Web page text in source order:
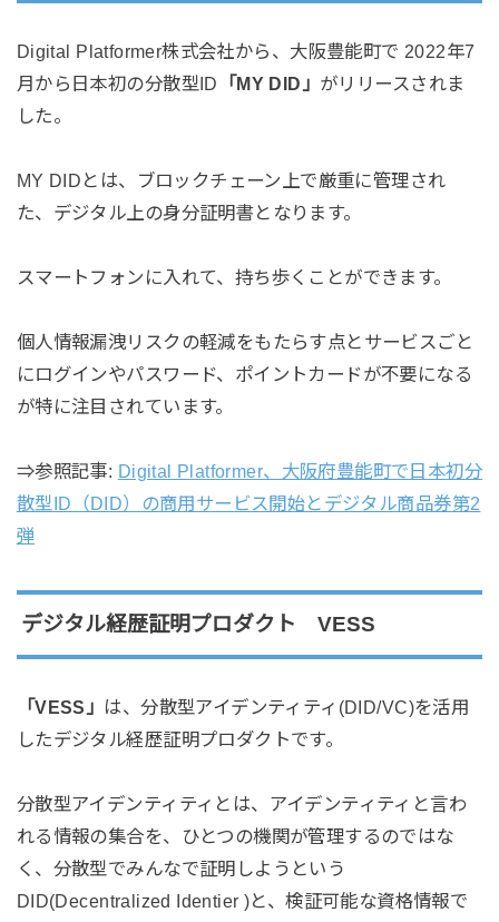
Digital Platformer株式会社から、大阪豊能町で 2022年7
月から日本初の分散型ID 「MY DID」 がリリースされま
した。
MY DIDとは、ブロックチェーン上で厳重に管理され
た、デジタル上の身分証明書となります。
スマートフォンに入れて、持ち歩くことができます。
個人情報漏洩リスクの軽減をもたらす点とサービスごと
にログインやパスワード、ポイントカードが不要になる
が特に注目されています。
⇒参照記事: Digital Platformer、大阪府豊能町で日本初分
散型ID（DID）の商用サービス開始とデジタル商品券第2
弾
デジタル経歴証明プロダクト VESS
「VESS」 は、分散型アイデンティティ(DID/VC)を活用
したデジタル経歴証明プロダクトです。
分散型アイデンティティとは、アイデンティティと言わ
れる情報の集合を、ひとつの機関が管理するのではな
く、分散型でみんなで証明しようという
DID(Decentralized Identier )と、検証可能な資格情報で